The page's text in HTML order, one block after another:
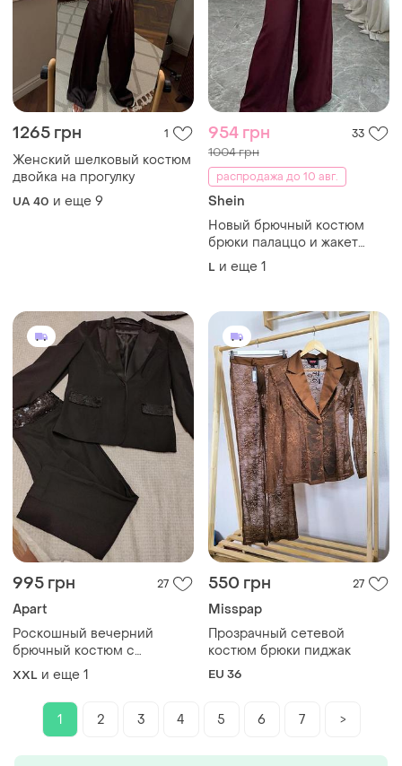
1265 грн 1
Женский шелковый костюм
двойка на прогулку
UA 40 и еще 9
954 грн 33
1004 грн
распродажа до 10 авг.
Shein
Новый брючный костюм
брюки палаццо и жакет
букле с пуговицами
жемчуга бренд shein xl
L и еще 1
995 грн 27
Apart
Роскошный вечерний
брючный костюм с
пайетками 18 р от apart
XXL и еще 1
550 грн 27
Misspap
Прозрачный сетевой
костюм брюки пиджак
EU 36
1 2 3 4 5 6 7 >